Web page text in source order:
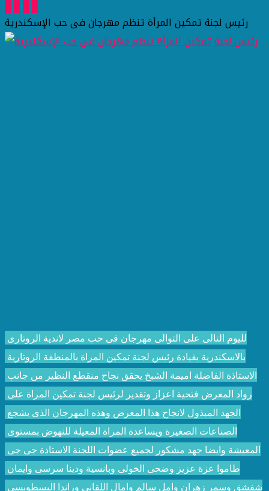
رئيس لجنة تمكين المرأة تنظم مهرجان فى حب الإسكندرية